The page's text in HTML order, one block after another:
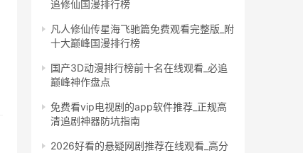
追修仙国漫排行榜
凡人修仙传星海飞驰篇免费观看完整版_附
十大巅峰国漫排行榜
国产3D动漫排行榜前十名在线观看_必追
巅峰神作盘点
免费看vip电视剧的app软件推荐_正规高
清追剧神器防坑指南
2026好看的悬疑网剧推荐在线观看_高分